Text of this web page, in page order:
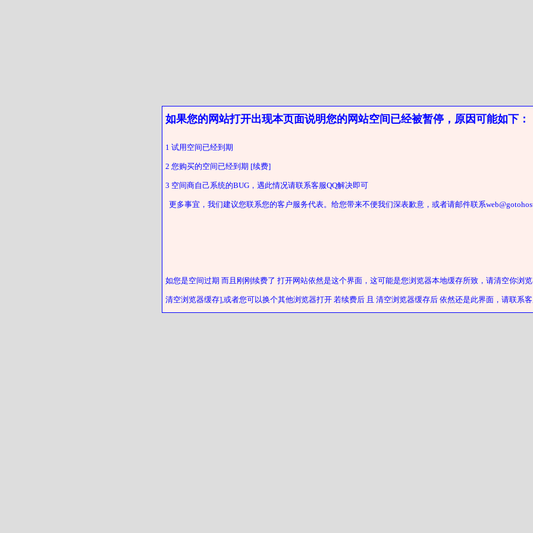
如果您的网站打开出现本页面说明您的网站空间已经被暂停，原因可能如下：
1 试用空间已经到期
2 您购买的空间已经到期 [续费]
3 空间商自己系统的BUG，遇此情况请联系客服QQ解决即可
更多事宜，我们建议您联系您的客户服务代表。给您带来不便我们深表歉意，或者请邮件联系
如您是空间过期 而且刚刚续费了 打开网站依然是这个界面，这可能是您浏览器本地缓存所致，请清空你浏
清空浏览器缓存],或者您可以换个其他浏览器打开 若续费后 且 清空浏览器缓存后 依然还是此界面，请联系